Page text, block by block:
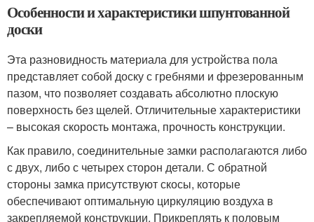
Особенности и характеристики шпунтованной
доски
Эта разновидность материала для устройства пола
представляет собой доску с гребнями и фрезерованным
пазом, что позволяет создавать абсолютно плоскую
поверхность без щелей. Отличительные характеристики
– высокая скорость монтажа, прочность конструкции.
Как правило, соединительные замки располагаются либо
с двух, либо с четырех сторон детали. С обратной
стороны замка присутствуют скосы, которые
обеспечивают оптимальную циркуляцию воздуха в
закрепляемой конструкции. Прикреплять к половым